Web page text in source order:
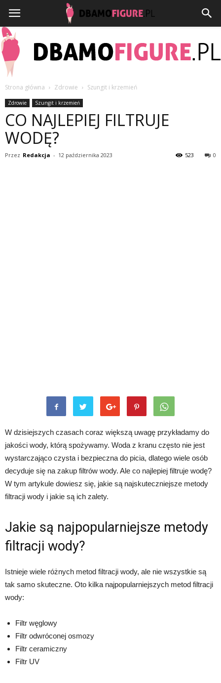
Strona główna Zdrowie Szungit i krzemień
Zdrowie Szungit i krzemień
CO NAJLEPIEJ FILTRUJE
WODĘ?
Przez Redakcja - 12 października 2023 0
523
W dzisiejszych czasach coraz większą uwagę przykładamy do
jakości wody, którą spożywamy. Woda z kranu często nie jest
wystarczająco czysta i bezpieczna do picia, dlatego wiele osób
decyduje się na zakup filtrów wody. Ale co najlepiej filtruje wodę?
W tym artykule dowiesz się, jakie są najskuteczniejsze metody
filtracji wody i jakie są ich zalety.
Jakie są najpopularniejsze metody
filtracji wody?
Istnieje wiele różnych metod filtracji wody, ale nie wszystkie są
tak samo skuteczne. Oto kilka najpopularniejszych metod filtracji
wody:
Filtr węglowy
Filtr odwróconej osmozy
Filtr ceramiczny
Filtr UV